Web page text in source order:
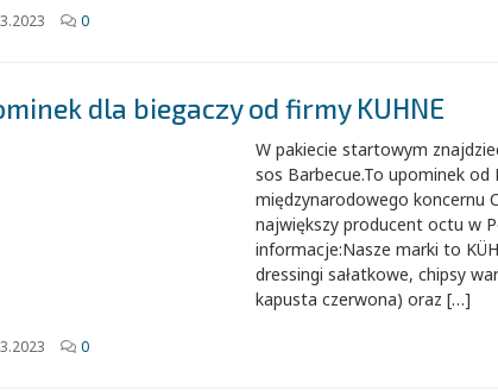
0
dla biegaczy od firmy KUHNE
W pakiecie startowym
sos Barbecue.To upominek od
międzynarodowego koncernu
największy producent octu w
informacje:Nasze marki to
dressingi sałatkowe, chipsy
kapusta czerwona) oraz […]
0